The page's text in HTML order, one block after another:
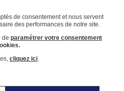
de consentement et nous servent
des performances de notre site.
de paramétrer votre consentement
cliquez ici.